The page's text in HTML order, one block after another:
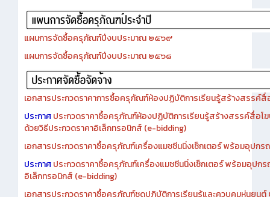
แผนการจัดซื้อครุภัณฑ์ปีงบประมาณ ๒๕๖๙
แผนการจัดซื้อครุภัณฑ์ปีงบประมาณ ๒๕๖๘
เอกสารประกวดราคาการซื้อครุภัณฑ์ห้องปฏิบัติการเรียนรู้สร้างสรรค์
ประกาศประกวดราคาซื้อครุภัณฑ์ห้องปฏิบัติการเรียนรู้สร้างสรรค์สื่อโ
ด้วยวิธีประกวดราคาอิเล็กทรอนิกส์ (e-bidding)
เอกสารประกวดราคาซื้อครุภัณฑ์เครื่องแมชชีนนิ่งเซ็กเตอร์ พร้อมอุปก
ประกาศประกวดราคาซื้อครุภัณฑ์เครื่องแมชชีนนิ่งเซ็กเตอร์ พร้อมอุปก
อิเล็กทรอนิกส์ (e-bidding)
เอกสารประกวดราคาซื้อครุภัณฑ์ชุดปฏิบัติการเรียนรู้และควบคุมหุ่นยน
และ AI อัจฉริยะ เพื่อประยุกต์ใช้งานอุตสาหกรรมการผลิต